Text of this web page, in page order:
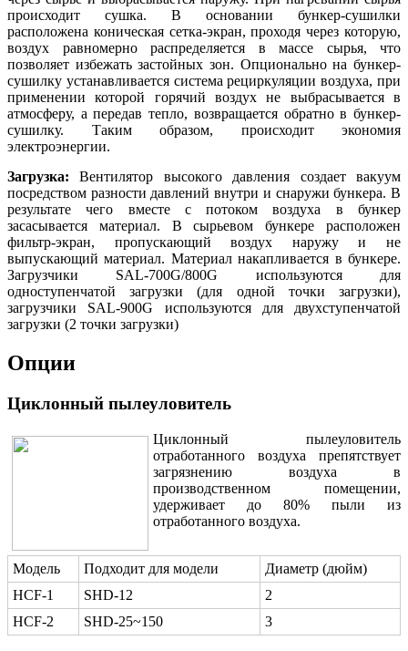
происходит сушка. В основании бункер-сушилки
расположена коническая сетка-экран, проходя через которую,
воздух равномерно распределяется в массе сырья, что
позволяет избежать застойных зон. Опционально на бункер-
сушилку устанавливается система рециркуляции воздуха, при
применении которой горячий воздух не выбрасывается в
атмосферу, а передав тепло, возвращается обратно в бункер-
сушилку. Таким образом, происходит экономия
электроэнергии.
Загрузка: Вентилятор высокого давления создает вакуум
посредством разности давлений внутри и снаружи бункера. В
результате чего вместе с потоком воздуха в бункер
засасывается материал. В сырьевом бункере расположен
фильтр-экран, пропускающий воздух наружу и не
выпускающий материал. Материал накапливается в бункере.
Загрузчики SAL-700G/800G используются для
одноступенчатой загрузки (для одной точки загрузки),
загрузчики SAL-900G используются для двухступенчатой
загрузки (2 точки загрузки)
Опции
Циклонный пылеуловитель
Циклонный пылеуловитель
отработанного воздуха препятствует
загрязнению воздуха в
производственном помещении,
удерживает до 80% пыли из
отработанного воздуха.
Модель Подходит для модели
Диаметр (дюйм)
HCF-1
SHD-12
2
HCF-2
SHD-25~150 3